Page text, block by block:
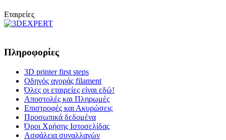
Εταιρείες
Πληροφορίες
3D printer first steps
Οδηγός αγοράς filament
Όλες οι εταιρείες είναι εδώ!
Αποστολές και Πληρωμές
Επιστροφές και Ακυρώσεις
Προσωπικά δεδομένα
Όροι Χρήσης Ιστοσελίδας
Ασφάλεια συναλλαγών